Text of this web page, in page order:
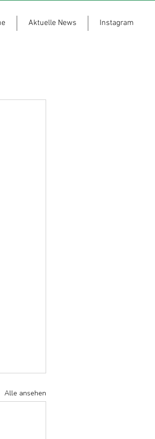
Aktuelle News Instagram
Alle ansehen